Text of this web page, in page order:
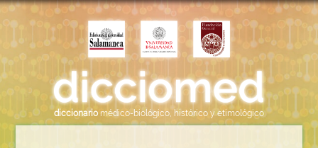
diccionario médico-biológico, histórico y etimológico